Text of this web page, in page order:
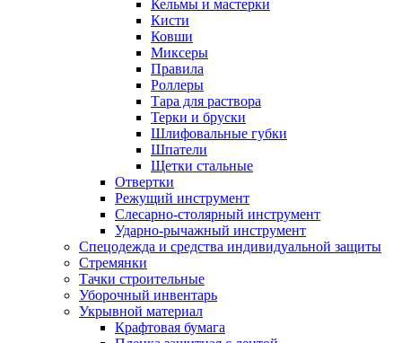
Кельмы и мастерки
Кисти
Ковши
Миксеры
Правила
Роллеры
Тара для раствора
Терки и бруски
Шлифовальные губки
Шпатели
Щетки стальные
Отвертки
Режущий инструмент
Слесарно-столярный инструмент
Ударно-рычажный инструмент
Спецодежда и средства индивидуальной защиты
Стремянки
Тачки строительные
Уборочный инвентарь
Укрывной материал
Крафтовая бумага